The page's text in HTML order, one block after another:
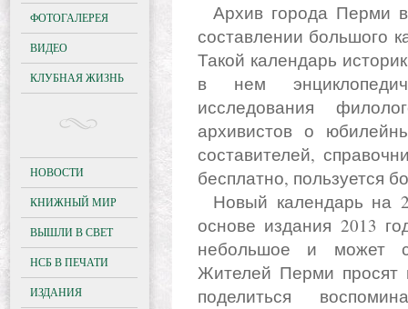
Архив города Перми впервые просит жителей помочь в
составлении большого
Такой календарь
в нем
исследования
архивистов о
составителей,
бесплатно, пользуется
Новый календарь на 2018 год будет формироваться на
основе издания 2013
небольшое и может
Жителей Перми просят
поделиться
ФОТОГАЛЕРЕЯ
ВИДЕО
КЛУБНАЯ ЖИЗНЬ
НОВОСТИ
КНИЖНЫЙ МИР
ВЫШЛИ В СВЕТ
НСБ В ПЕЧАТИ
ИЗДАНИЯ